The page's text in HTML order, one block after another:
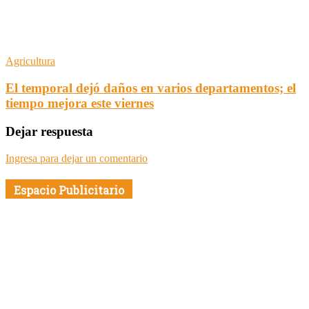
Agricultura
El temporal dejó daños en varios departamentos; el
tiempo mejora este viernes
Dejar respuesta
Ingresa para dejar un comentario
Espacio Publicitario